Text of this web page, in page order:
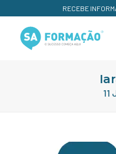
RECEBE
11